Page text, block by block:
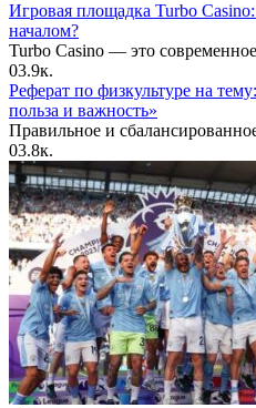
Игровая площадка Turbo
началом?
Turbo Casino — это
03.9к.
Реферат по физкультуре на
польза и важность»
Правильное и
03.8к.